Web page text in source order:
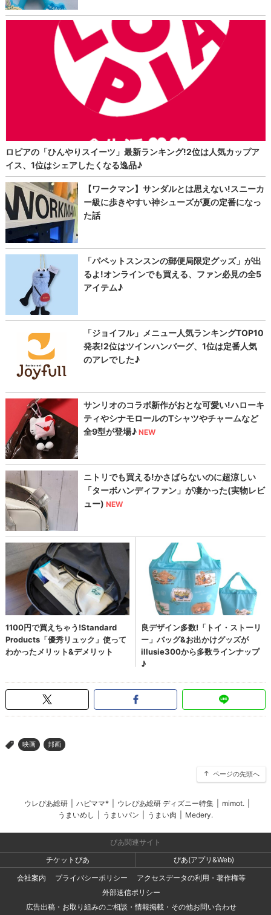
> 映画 邦画
ページの先頭へ
ウレぴあ総研 ハピママ* ウレぴあ総研 ディズニー特集 mimot.
うまいめし
うまいパン うまい肉 Medery.
ぴあ関連サイト
チケットぴあ
ぴあ(アプリ&Web)
会社案内
プライバシーポリシー
アクセスデータの利用・著作権等
外部送信ポリシー
広告出稿・お取り組みのご相談・情報掲載・その他お問い合わせ